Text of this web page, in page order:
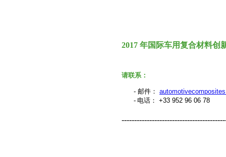
2017 年国际车用复合材料创
请联系：
- 邮件：
- 电话： +33 952 96 06 78